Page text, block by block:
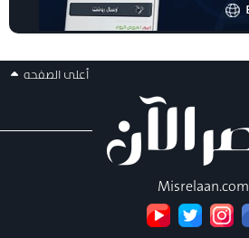
أعلى الصفحه
Misrelaan.com